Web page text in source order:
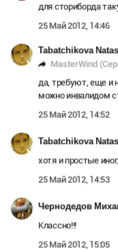
для сториборда
25 Май 2012, 14:46
Tabatchikova
MasterWind
да, требуют, еще и
можно инвалидом
25 Май 2012, 14:52
Tabatchikova
хотя и простые
25 Май 2012, 14:53
Чернодедов
Классно!!!
25 Май 2012, 15:05